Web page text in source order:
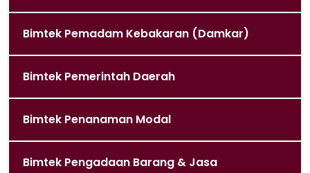
Bimtek Pemadam Kebakaran (Damkar)
Bimtek Pemerintah Daerah
Bimtek Penanaman Modal
Bimtek Pengadaan Barang & Jasa